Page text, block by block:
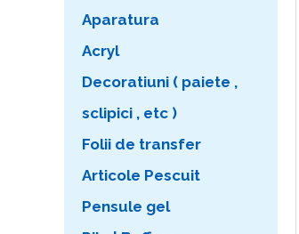
Aparatura
Acryl
Decoratiuni ( paiete ,
sclipici , etc )
Folii de transfer
Articole Pescuit
Pensule gel